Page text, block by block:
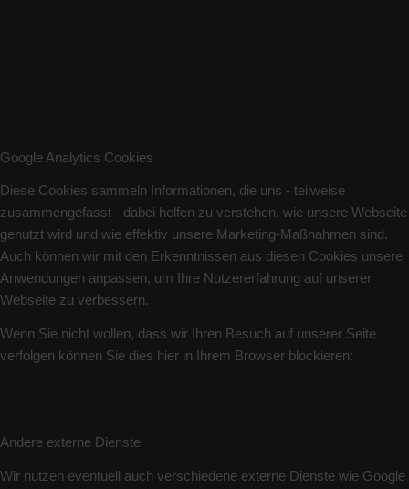
Google Analytics Cookies
Diese Cookies sammeln Informationen, die uns - teilweise
zusammengefasst - dabei helfen zu verstehen, wie unsere Webseite
genutzt wird und wie effektiv unsere Marketing-Maßnahmen sind.
Auch können wir mit den Erkenntnissen aus diesen Cookies unsere
Anwendungen anpassen, um Ihre Nutzererfahrung auf unserer
Webseite zu verbessern.
Wenn Sie nicht wollen, dass wir Ihren Besuch auf unserer Seite
verfolgen können Sie dies hier in Ihrem Browser blockieren:
Andere externe Dienste
Wir nutzen eventuell auch verschiedene externe Dienste wie Google